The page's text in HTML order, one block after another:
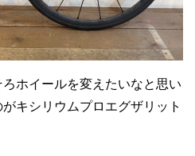
ホイールを変えたいなと思い
キシリウムプロエグザリット